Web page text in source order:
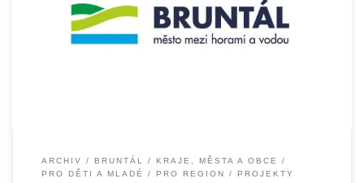
Projekt Klíče pro rodinu 2024, který realizujeme v Bruntále,
je za svou polovinou a chceme se s Vámi podělit
o úspěchy, kterých se nám prozatím […]
ARCHIV BRUNTÁL
KRAJE, MĚSTA A OBCE
PRO DĚTI A MLADÉ
PRO REGION PROJEKTY